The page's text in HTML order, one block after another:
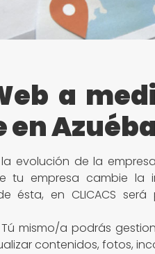
a
evolución de la
tu empresa cambie la
ésta, en CLICACS será
Tú mismo/a podrás
contenidos, fotos,